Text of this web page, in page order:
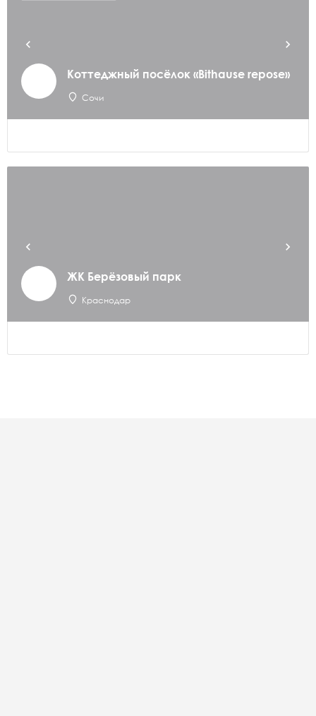
Коттеджный посёлок «Bithause repose»
Сочи
ЖК Берёзовый парк
Краснодар